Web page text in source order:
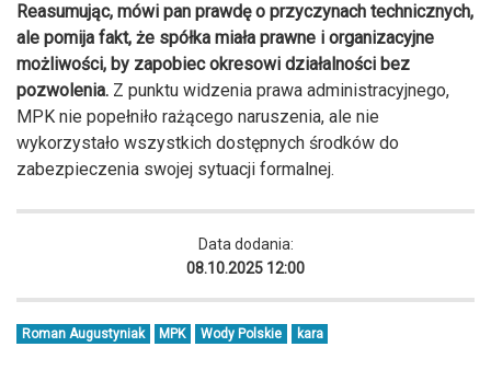
Reasumując, mówi pan prawdę o przyczynach technicznych,
ale pomija fakt, że spółka miała prawne i organizacyjne
możliwości, by zapobiec okresowi działalności bez
pozwolenia. Z punktu widzenia prawa administracyjnego,
MPK nie popełniło rażącego naruszenia, ale nie
wykorzystało wszystkich dostępnych środków do
zabezpieczenia swojej sytuacji formalnej.
Data dodania:
08.10.2025 12:00
Roman Augustyniak MPK Wody Polskie kara